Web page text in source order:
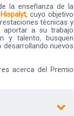
la enseñanza de la
, cuyo objetivo
técnicas y
aportar a su trabajo
y talento, busquen
nuevos
acerca del Premio